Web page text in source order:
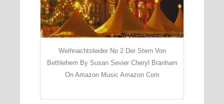
Weihnachtsleider No 2 Der Stern Von
Bethlehem By Susan Sevier Cheryl Branham
On Amazon Music Amazon Com